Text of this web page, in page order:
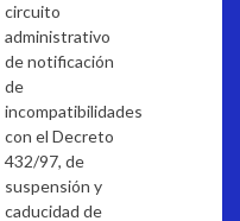
circuito
administrativo
de notificación
de
incompatibilidades
con el Decreto
432/97, de
suspensión y
caducidad de